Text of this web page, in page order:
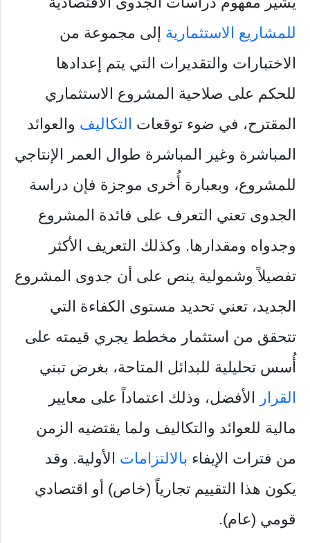
للمشاريع الاستثمارية إلى مجموعة من
الاختبارات والتقديرات التي يتم إعدادها
للحكم على صلاحية المشروع الاستثماري
المقترح، في ضوء توقعات التكاليف والعوائد
المباشرة وغير المباشرة طوال العمر الإنتاجي
للمشروع، وبعبارة أُخرى موجزة فإن دراسة
الجدوى تعني التعرف على فائدة المشروع
وجدواه ومقدارها. وكذلك التعريف الأكثر
تفصيلاً وشمولية ينص على أن جدوى المشروع
الجديد، تعني تحديد مستوى الكفاءة التي
تتحقق من استثمار مخطط يجري قيمته على
أُسس تحليلية للبدائل المتاحة، بغرض تبني
القرار الأفضل، وذلك اعتماداً على معايير
مالية للعوائد والتكاليف ولما يقتضيه الزمن
من فترات الإيفاء بالالتزامات الأولية. وقد
يكون هذا التقييم تجارياً (خاص) أو اقتصادي
قومي (عام).